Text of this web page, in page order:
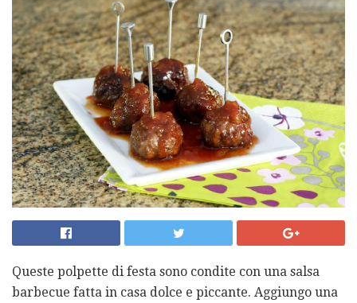
Queste polpette di festa sono condite con una salsa
barbecue fatta in casa dolce e piccante. Aggiungo una